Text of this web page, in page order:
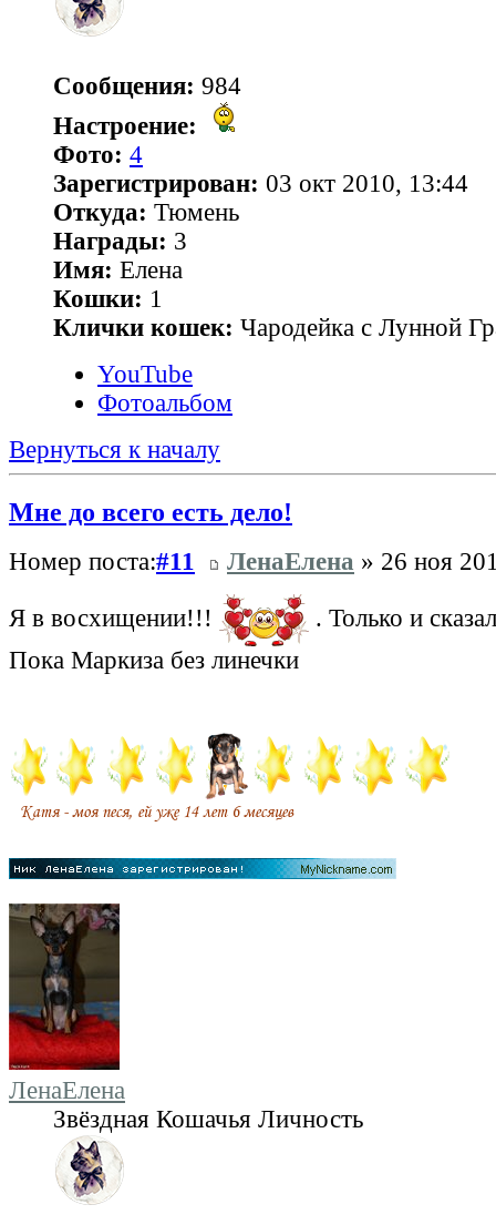
Сообщения: 984
Настроение:
Фото: 4
Зарегистрирован: 03 окт 2010, 13:44
Откуда: Тюмень
Награды: 3
Имя: Елена
Кошки: 1
Клички кошек: Чародейка с Лунной
YouTube
Фотоальбом
Вернуться к началу
Мне до всего есть дело!
Номер поста:#11 ЛенаЕлена » 26 ноя
Я в восхищении!!!
. Только и
Пока Маркиза без линечки
ЛенаЕлена
Звёздная Кошачья Личность